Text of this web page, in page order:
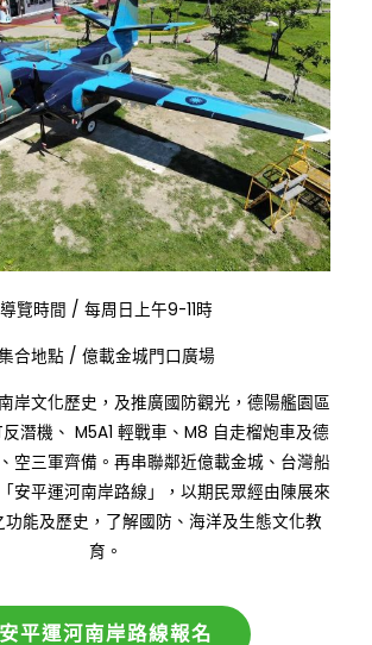
導覽時間: / 每周日上午9-11時
合地點:/ 億載金城門口廣場
岸文化歷史，及推廣國防觀光，德陽艦園區
潛機、 M5A1 輕戰車、M8 自走榴炮車及德
空三軍齊備。再串聯鄰近億載金城、台灣船
安平運河南岸路線」，以期民眾經由陳展來
能及歷史，了解國防、海洋及生態文化教
育。
安平運河南岸路線報名